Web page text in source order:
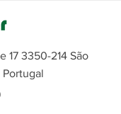
17 3350-214 São